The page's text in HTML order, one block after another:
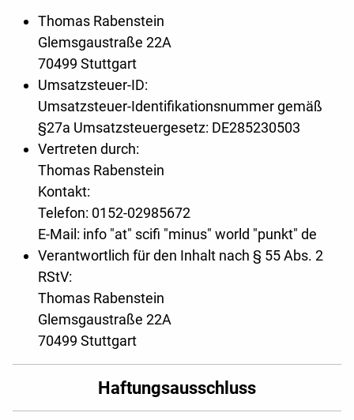
Thomas Rabenstein
Glemsgaustraße 22A
70499 Stuttgart
Umsatzsteuer-ID:
Umsatzsteuer-Identifikationsnummer gemäß
§27a Umsatzsteuergesetz: DE285230503
Vertreten durch:
Thomas Rabenstein
Kontakt:
Telefon: 0152-02985672
E-Mail: info "at" scifi "minus" world "punkt" de
Verantwortlich für den Inhalt nach § 55 Abs. 2
RStV:
Thomas Rabenstein
Glemsgaustraße 22A
70499 Stuttgart
Haftungsausschluss